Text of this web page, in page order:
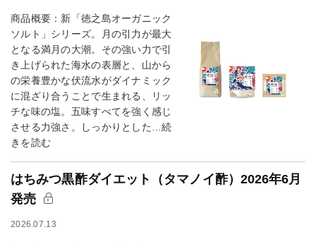
商品概要：新「徳之島オーガニック
ソルト」シリーズ。月の引力が最大
となる満月の大潮。その強い力で引
き上げられた海水の表層と、山から
の栄養豊かな伏流水がダイナミック
に混ざり合うことで生まれる、リッ
チな味の塩。五味すべてを強く感じ
させる力強さ。しっかりとした…続
きを読む
はちみつ黒酢ダイエット（タマノイ酢）2026年6月
発売
2026.07.13